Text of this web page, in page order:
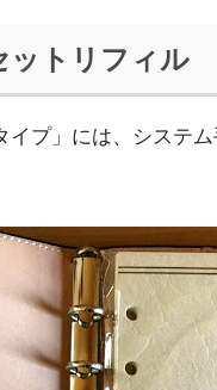
ットリフィル
イプ」には、システ